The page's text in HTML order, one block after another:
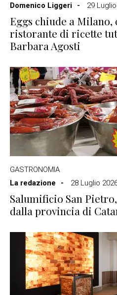
Domenico Liggeri
29
Eggs chiude a Milano,
ristorante di ricette
Barbara Agosti
GASTRONOMIA
La redazione
28 Luglio
Salumificio San
dalla provincia di